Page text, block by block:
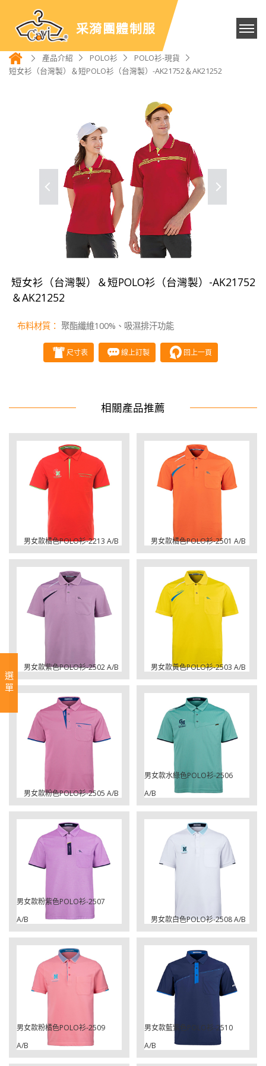
采漪團體制服
選單
產品介紹 POLO衫
POLO衫-現貨
短女衫（台灣製）＆短POLO衫（台灣製）-AK21752＆AK21252
短女衫（台灣製）＆短POLO衫（台灣製）-AK21752
＆AK21252
布料材質： 聚酯纖維100%、吸濕排汗功能
尺寸表 線上訂製 回上一頁
相關產品推薦
男女款橘色POLO衫-2213 A/B 男女款橘色POLO衫-2501 A/B
男女款紫色POLO衫-2502 A/B 男女款黃色POLO衫-2503 A/B
男女款粉色POLO衫-2505 A/B
男女款水綠色POLO衫-2506
A/B
男女款粉紫色POLO衫-2507
A/B
男女款白色POLO衫-2508 A/B
男女款粉橘色POLO衫-2509
A/B
男女款藍紫色POLO衫-2510
A/B